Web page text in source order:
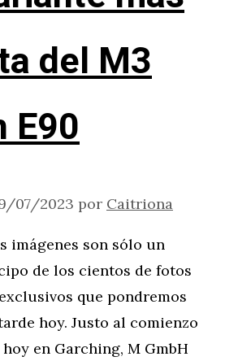
del M3
E90
07/2023 por Caitriona
imágenes son sólo un
de los cientos de fotos
que pondremos
hoy. Justo al comienzo
en Garching, M GmbH